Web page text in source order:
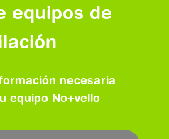
equipos de
necesaria
equipo No+vello